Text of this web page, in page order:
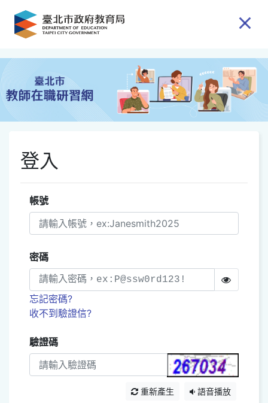
跳到主要內容
登入
帳號
密碼
忘記密碼?
收不到驗證信?
驗證碼
重新產生 語音播放